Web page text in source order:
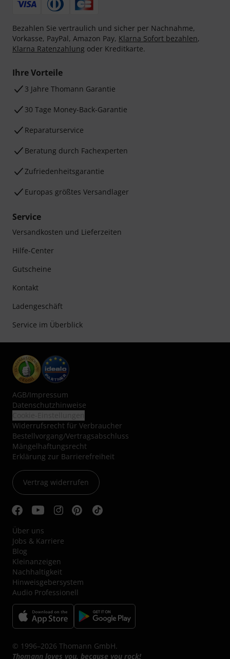
Bezahlen Sie vertraulich und sicher per Nachnahme,
Vorkasse, PayPal, Amazon Pay, Klarna Sofort bezahlen,
Klarna Ratenzahlung oder Kreditkarte.
Ihre Vorteile
3 Jahre Thomann Garantie
30 Tage Money-Back-Garantie
Reparaturservice
Beratung durch Fachexperten
Zufriedenheitsgarantie
Europas größtes Versandlager
Service
Versandkosten und Lieferzeiten
Hilfe-Center
Gutscheine
Kontakt
Ladengeschäft
Service im Überblick
AGB/Impressum
Datenschutzhinweise
Widerrufsrecht für Verbraucher
Bestellvorgang/Vertragsabschluss
Mängelhaftungsrecht
Erklärung zur Barrierefreiheit
Vertrag widerrufen
Über uns
Jobs & Karriere
Blog
Kleinanzeigen
Nachhaltigkeit
Hinweisgebersystem
Audio Professionell
© 1996–2026 Thomann GmbH.
Thomann loves you, because you rock!